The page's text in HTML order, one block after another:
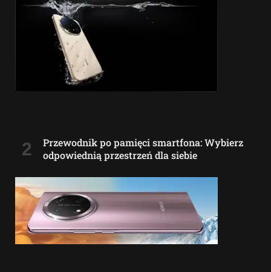
Przewodnik po pamięci smartfona: Wybierz
odpowiednią przestrzeń dla siebie